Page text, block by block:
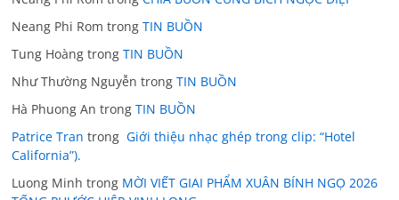
Neang Phi Rom trongTIN BUỒN
Tung Hoàng trongTIN BUỒN
Như Thường Nguyễn trongTIN BUỒN
Hà Phuong An trongTIN BUỒN
Patrice Tran trong Giới thiệu nhạc ghép trong clip: “Hotel
California”).
Luong Minh trong MỜI VIẾT GIAI PHẨM XUÂN BÍNH NGỌ 2026